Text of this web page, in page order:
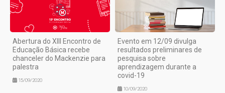
Abertura do XIII Encontro de
Educação Básica recebe
chanceler do Mackenzie para
palestra
15/09/2020
Evento em 12/09 divulga
resultados preliminares de
pesquisa sobre
aprendizagem durante a
covid-19
10/09/2020